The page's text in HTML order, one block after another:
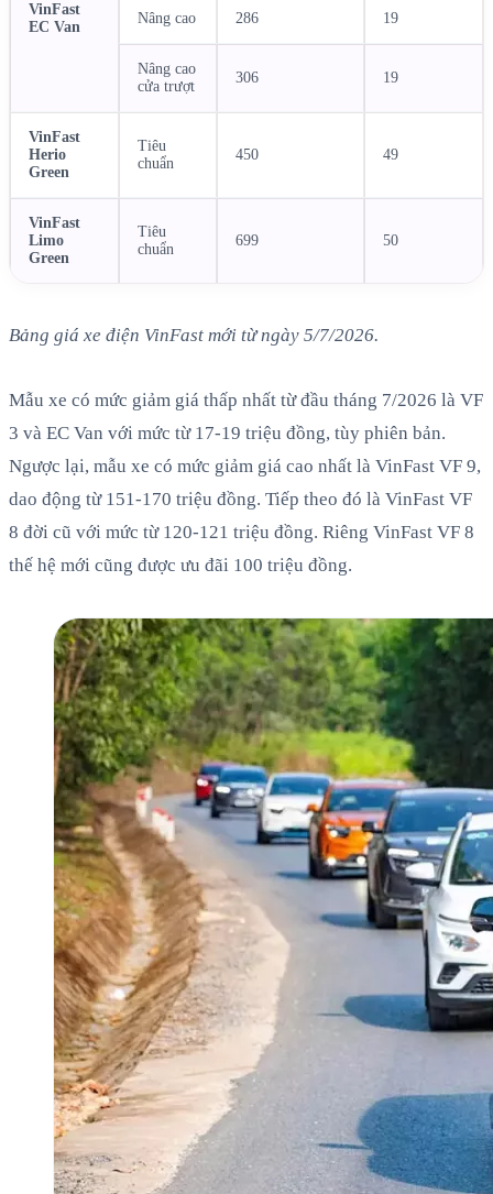
VinFast
EC Van
Nâng cao 286 19
Nâng cao
cửa trượt
306 19
VinFast
Herio
Green
Tiêu
chuẩn
450 49
VinFast
Limo
Green
Tiêu
chuẩn
699 50
Bảng giá xe điện VinFast mới từ ngày 5/7/2026.
Mẫu xe có mức giảm giá thấp nhất từ đầu tháng 7/2026 là VF
3 và EC Van với mức từ 17-19 triệu đồng, tùy phiên bản.
Ngược lại, mẫu xe có mức giảm giá cao nhất là VinFast VF 9,
dao động từ 151-170 triệu đồng. Tiếp theo đó là VinFast VF
8 đời cũ với mức từ 120-121 triệu đồng. Riêng VinFast VF 8
thế hệ mới cũng được ưu đãi 100 triệu đồng.